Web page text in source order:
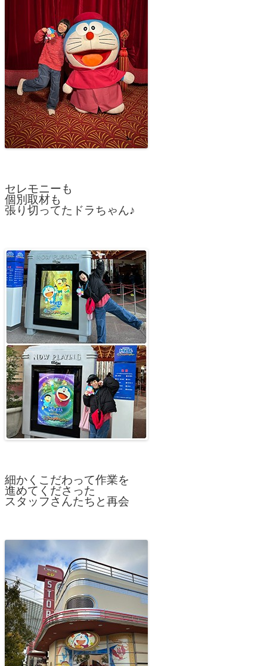
セレモニーも
個別取材も
張り切ってたドラちゃん♪
細かくこだわって作業を
進めてくださった
スタッフさんたちと再会